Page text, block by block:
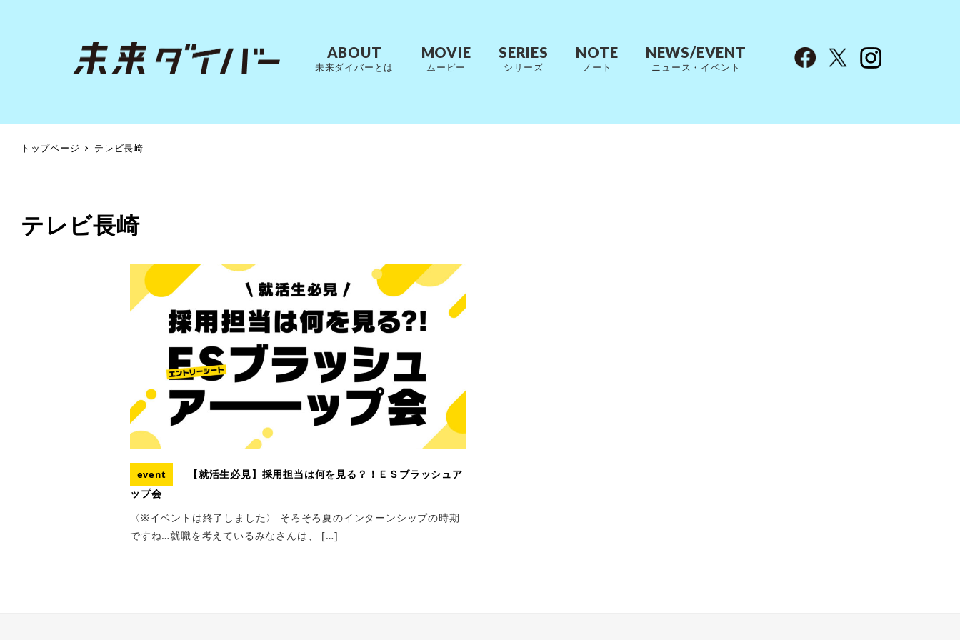
ABOUT
未来ダイバーとは
MOVIE
ムービー
SERIES
シリーズ
NOTE
ノート
NEWS/EVENT
ニュース・イベント
トップページ テレビ長崎
テレビ長崎
event
【就活生必見】採用担当は何を見る？！ＥＳブラッシュア
ップ会
〈※イベントは終了しました〉 そろそろ夏のインターンシップの時期
ですね…就職を考えているみなさんは、 […]